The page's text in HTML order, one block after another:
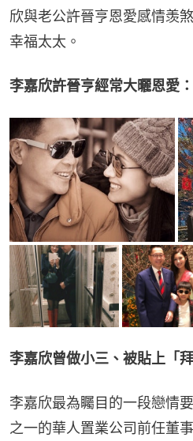
欣與老公許晉亨恩愛感情羡
幸福太太。
李嘉欣許晉亨經常大曬恩愛
李嘉欣曾做小三、被貼上「
李嘉欣最為矚目的一段戀情
之一的華人置業公司前任董